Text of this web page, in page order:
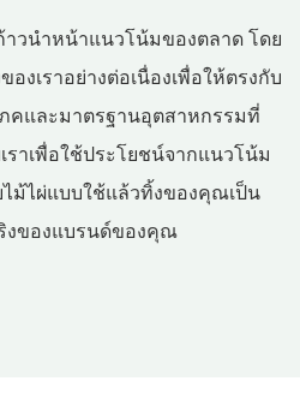
าวนำหน้าแนวโน้มของตลาด โดย
งเราอย่างต่อเนื่องเพื่อให้ตรงกับ
คและมาตรฐานอุตสาหกรรมที่
ราเพื่อใช้ประโยชน์จากแนวโน้ม
ไม้ไผ่แบบใช้แล้วทิ้งของคุณเป็น
งของแบรนด์ของคุณ